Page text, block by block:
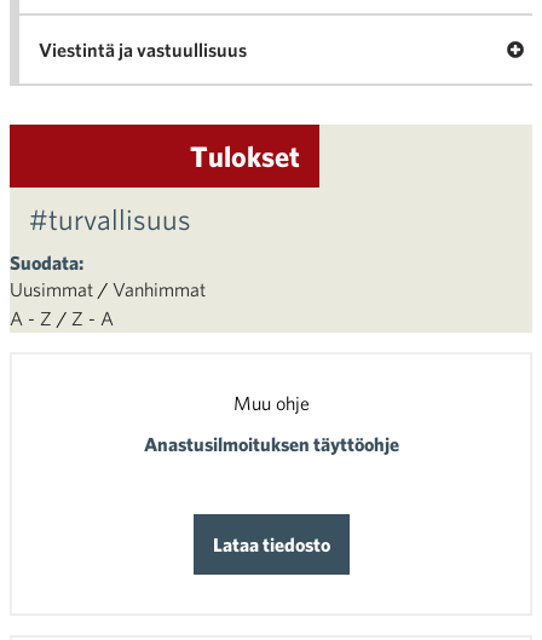
Viestintä ja vastuullisuus
Tulokset
#turvallisuus
Suodata:
Uusimmat / Vanhimmat
A - Z / Z - A
Muu ohje
Anastusilmoituksen täyttöohje
Lataa tiedosto